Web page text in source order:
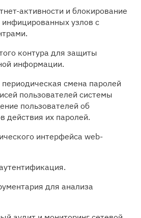
активности и блокирование
узлов с
контура для защиты
информации.
смена паролей
пользователей системы
пользователей об
действия их паролей.
интерфейса web-
для анализа